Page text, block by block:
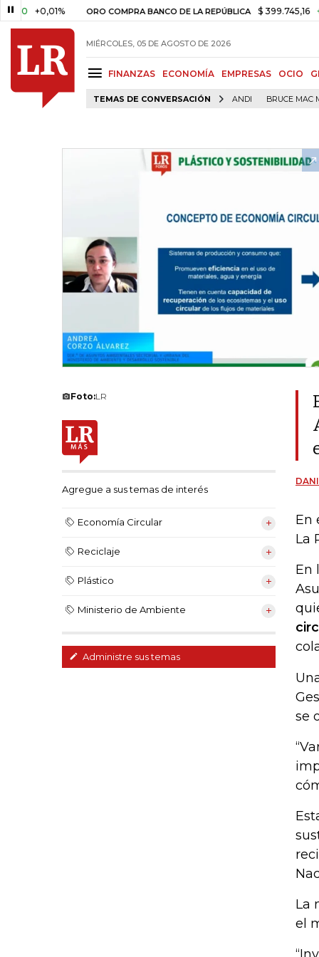
+0,01% ORO COMPRA BANCO DE LA REPÚBLICA $ 399.745,16 +$
MIÉRCOLES, 05 DE AGOSTO DE 2026
FINANZAS ECONOMÍA EMPRESAS OCIO
TEMAS DE CONVERSACIÓN ANDI BRUCE MAC
Foto:LR
Agregue a sus temas de interés
Economía Circular
Reciclaje
Plástico
Ministerio de Ambiente
Administre sus temas
En
La
En
se
La
el